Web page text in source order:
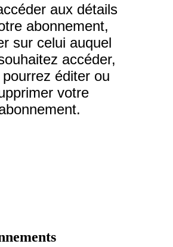
aux détails
abonnement,
sur celui auquel
accéder,
éditer ou
votre